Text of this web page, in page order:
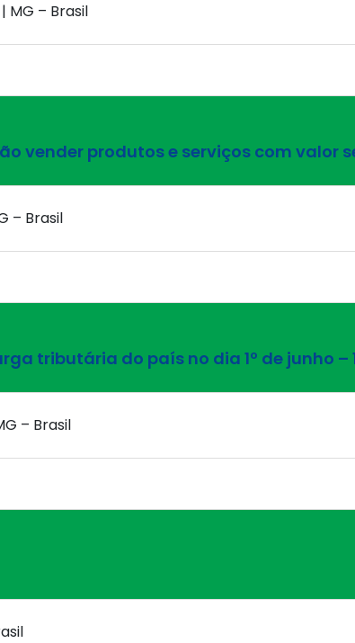
MG – Brasil
vender produtos e serviços com valor
– Brasil
tributária do país no dia 1º de junho –
– Brasil